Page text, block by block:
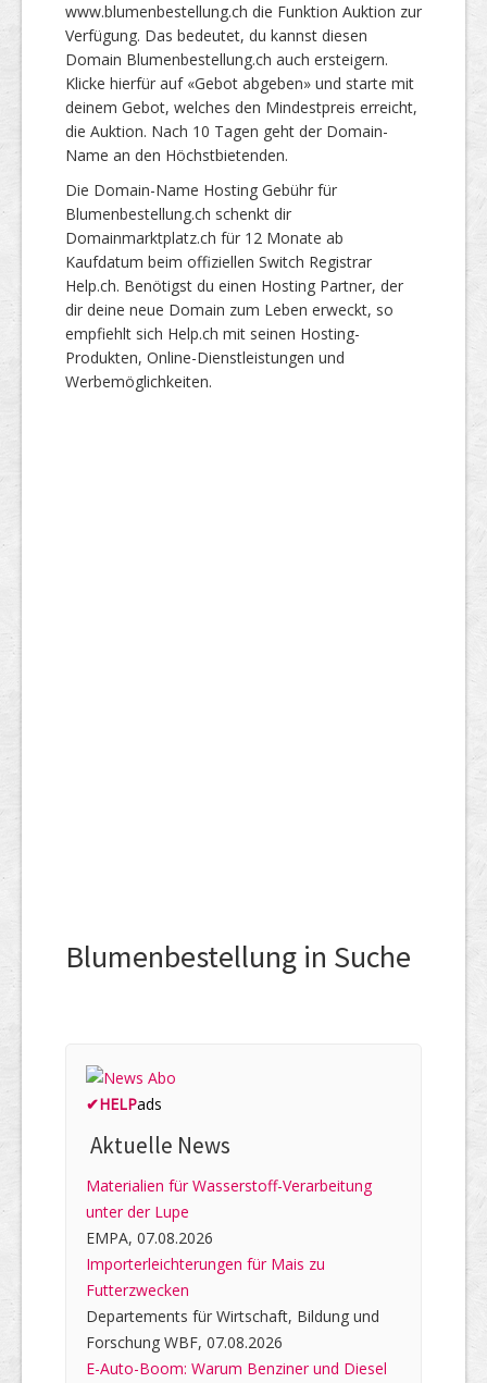
www.blumenbestellung.ch die Funktion Auktion zur
Verfügung. Das bedeutet, du kannst diesen
Domain Blumenbestellung.ch auch ersteigern.
Klicke hierfür auf «Gebot abgeben» und starte mit
deinem Gebot, welches den Mindestpreis erreicht,
die Auktion. Nach 10 Tagen geht der Domain-
Name an den Höchstbietenden.
Die Domain-Name Hosting Gebühr für
Blumenbestellung.ch schenkt dir
Domainmarktplatz.ch für 12 Monate ab
Kaufdatum beim offiziellen Switch Registrar
Help.ch. Benötigst du einen Hosting Partner, der
dir deine neue Domain zum Leben erweckt, so
empfiehlt sich Help.ch mit seinen Hosting-
Produkten, Online-Dienstleistungen und
Werbemöglichkeiten.
Blumenbestellung in Suche
✔HELPads
Aktuelle News
Materialien für Wasserstoff-Verarbeitung
unter der Lupe
EMPA, 07.08.2026
Importerleichterungen für Mais zu
Futterzwecken
Departements für Wirtschaft, Bildung und
Forschung WBF, 07.08.2026
E-Auto-Boom: Warum Benziner und Diesel